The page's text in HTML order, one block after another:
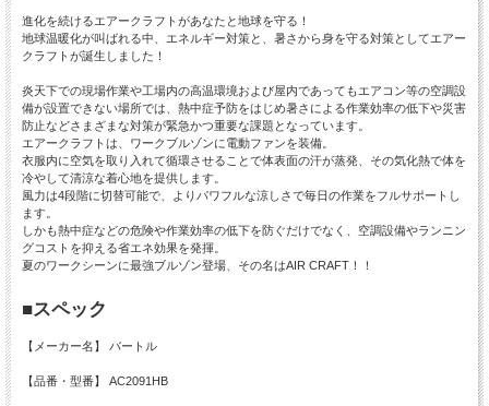
進化を続けるエアークラフトがあなたと地球を守る！
地球温暖化が叫ばれる中、エネルギー対策と、暑さから身を守る対策としてエアー
クラフトが誕生しました！
炎天下での現場作業や工場内の高温環境および屋内であってもエアコン等の空調設
備が設置できない場所では、熱中症予防をはじめ暑さによる作業効率の低下や災害
防止などさまざまな対策が緊急かつ重要な課題となっています。
エアークラフトは、ワークブルゾンに電動ファンを装備。
衣服内に空気を取り入れて循環させることで体表面の汗が蒸発、その気化熱で体を
冷やして清涼な着心地を提供します。
風力は4段階に切替可能で、よりパワフルな涼しさで毎日の作業をフルサポートし
ます。
しかも熱中症などの危険や作業効率の低下を防ぐだけでなく、空調設備やランニン
グコストを抑える省エネ効果を発揮。
夏のワークシーンに最強ブルゾン登場、その名はAIR CRAFT！！
■スペック
【メーカー名】 バートル
【品番・型番】 AC2091HB